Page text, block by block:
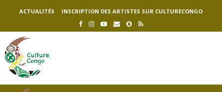
ACTUALITÉS INSCRIPTION DES ARTISTES SUR CULTURECONGO